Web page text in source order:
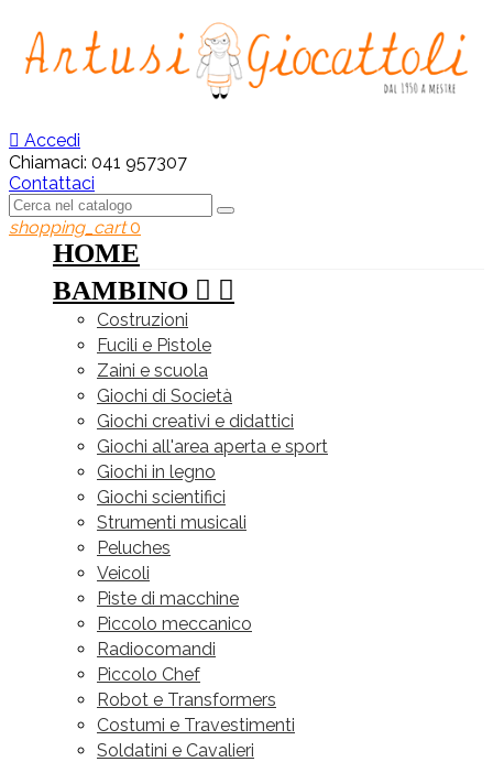
 Accedi
Chiamaci: 041 957307
Contattaci
shopping_cart 0
HOME
BAMBINO  
Costruzioni
Fucili e Pistole
Zaini e scuola
Giochi di Società
Giochi creativi e didattici
Giochi all'area aperta e sport
Giochi in legno
Giochi scientifici
Strumenti musicali
Peluches
Veicoli
Piste di macchine
Piccolo meccanico
Radiocomandi
Piccolo Chef
Robot e Transformers
Costumi e Travestimenti
Soldatini e Cavalieri